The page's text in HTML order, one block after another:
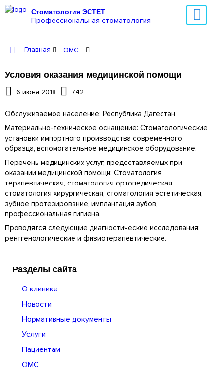
Стоматология ЭСТЕТ
Профессиональная стоматология
Главная ОМС
Условия оказания медицинской помощи
6 июня 2018 742
Обслуживаемое население: Республика Дагестан
Материально-техническое оснащение: Стоматологические
установки импортного производства современного
образца, вспомогательное медицинское оборудование.
Перечень медицинских услуг, предоставляемых при
оказании медицинской помощи: Стоматология
терапевтическая, стоматология ортопедическая,
стоматология хирургическая, стоматология эстетическая,
зубное протезирование, имплантация зубов,
профессиональная гигиена.
Проводятся следующие диагностические исследования:
рентгенологические и физиотерапевтические.
Разделы сайта
О клинике
Новости
Нормативные документы
Услуги
Пациентам
ОМС